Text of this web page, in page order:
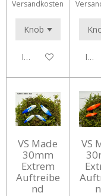
Versandkosten
In den WarenkorbIn
VS Made
30mm
Extrem
Auftreibe
nd
VS